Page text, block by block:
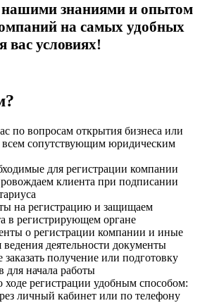
нашими знаниями и опытом
на самых удобных
вас условиях!
по вопросам открытия бизнеса или
сопутствующим юридическим
для регистрации компании
клиента при подписании
на регистрацию и защищаем
в регистрирующем органе
о регистрации компании и иные
деятельности документы
получение или подготовку
для начала работы
ходе регистрации удобным способом:
личный кабинет или по телефону